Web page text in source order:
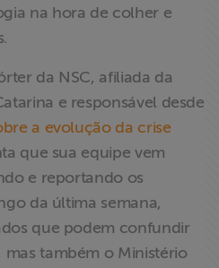
na hora de colher e
da NSC, afiliada da
e responsável desde
a evolução da crise
que sua equipe vem
e reportando os
da última semana,
que podem confundir
mas também o Ministério